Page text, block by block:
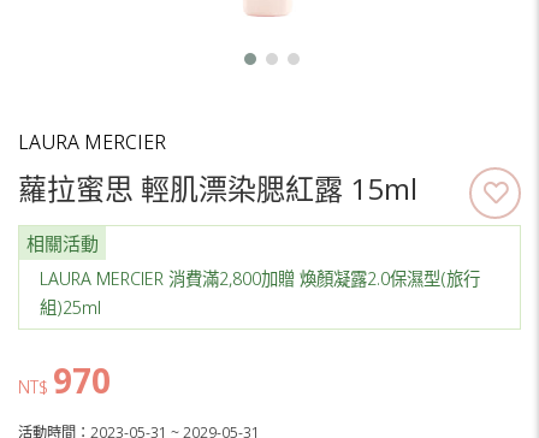
LAURA MERCIER
蘿拉蜜思 輕肌漂染腮紅露 15ml
相關活動
LAURA MERCIER 消費滿2,800加贈 煥顏凝露2.0保濕型(旅行
組)25ml
NT$ 970
活動時間：2023-05-31 ~ 2029-05-31